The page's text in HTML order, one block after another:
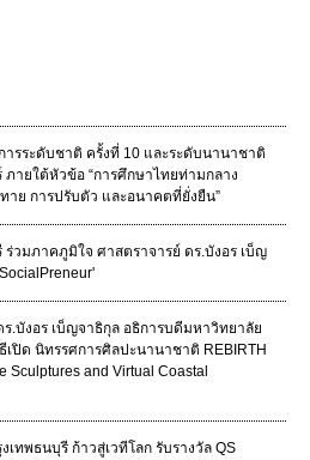
ารระดับชาติ ครั้งที่ 10 และระดับนานาชาติ
ายใต้หัวข้อ “การศึกษาไทยท่ามกลาง
าย การปรับตัว และอนาคตที่ยั่งยืน”
ร่วมภาคภูมิใจ ศาสตราจารย์ ดร.บังอร เบ็ญ
.บังอร เบ็ญจาธิกุล อธิการบดีมหาวิทยาลัย
เปิด นิทรรศการศิลปะนานาชาติ REBIRTH
Sculptures and Virtual Coastal
เทพธนบุรี ก้าวสู่เวทีโลก รับรางวัล QS